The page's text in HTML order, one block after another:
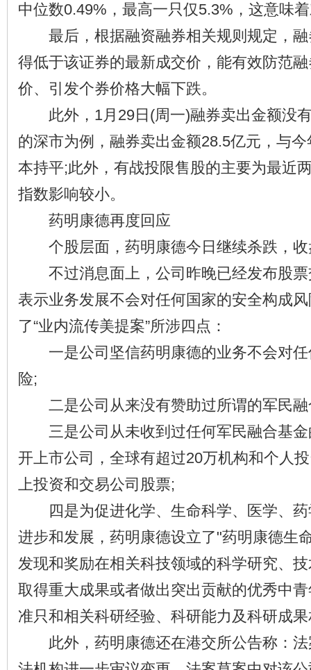
中位数0.49%，最高一只仅5.3%，这意味
最后，根据融资融券相关规则规定，融
得低于该证券的最新成交价，能有效防范
价、引发个券价格大幅下跌。
此外，1月29日(周一)融券卖出金额没
的深市为例，融券卖出金额28.5亿元，与
本持平;此外，有战投限售股的主要为最近
指数影响较小。
药明康德再度回应
个股层面，药明康德今日继续杀跌，收
不过消息面上，公司昨晚已经发布股票
表示业务发展不会对任何国家的安全构成
了“业内流传美提案”所涉四点：
一是公司坚信药明康德的业务不会对任
险;
二是公司从来没有赞助过所谓的军民融
三是公司从未收到过任何军民融合基金
开上市公司，全球有超过20万机构和个人
上投资和交易公司股票;
四是为促进化学、生命科学、医学、药
进步和发展，药明康德设立了"药明康德生
发现和奖励在相关科技领域的科学研究、
取得重大成果或者做出突出贡献的优秀中
准只和相关科研经验、科研能力及科研成
此外，药明康德还在港交所公告称：法